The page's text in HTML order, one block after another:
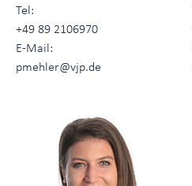
Tel:
+49 89 2106970
E-Mail:
pmehler@vjp.de